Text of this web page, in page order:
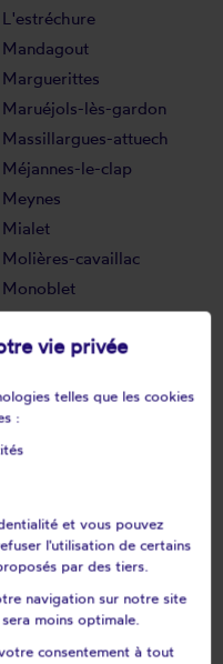
L'estréchure
Mandagout
Marguerittes
Maruéjols-lès-gardon
Massillargues-attuech
Méjannes-le-clap
Meynes
Mialet
Molières-cavaillac
Monoblet
Montagnac
Montclus
Montfrin
Navacelles
Nîmes
Parignargues
Peyroles
vie privée
telles que les cookies
:
et vous pouvez
l'utilisation de certains
par des tiers.
navigation sur notre site
moins optimale.
consentement à tout